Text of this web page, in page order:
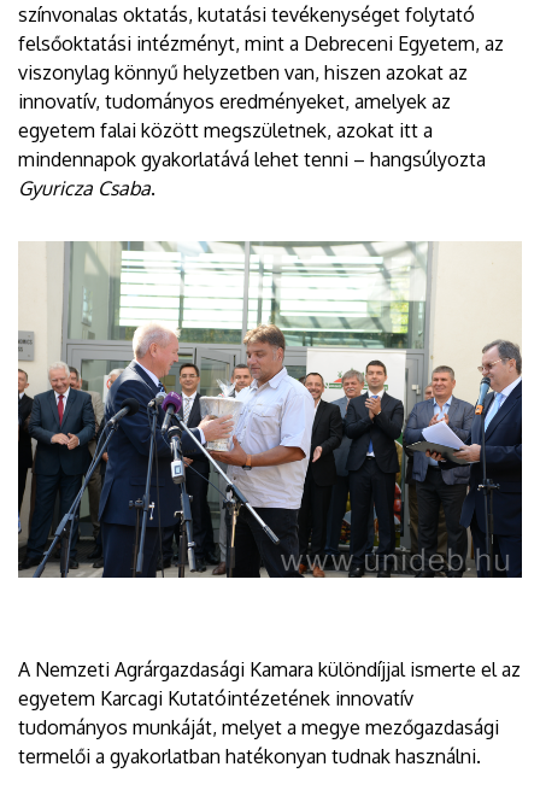
színvonalas oktatás, kutatási tevékenységet folytató
felsőoktatási intézményt, mint a Debreceni Egyetem, az
viszonylag könnyű helyzetben van, hiszen azokat az
innovatív, tudományos eredményeket, amelyek az
egyetem falai között megszületnek, azokat itt a
mindennapok gyakorlatává lehet tenni – hangsúlyozta
Gyuricza Csaba.
A Nemzeti Agrárgazdasági Kamara különdíjjal ismerte el az
egyetem Karcagi Kutatóintézetének innovatív
tudományos munkáját, melyet a megye mezőgazdasági
termelői a gyakorlatban hatékonyan tudnak használni.